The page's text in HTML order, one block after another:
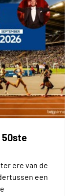
50ste
ere van de
een